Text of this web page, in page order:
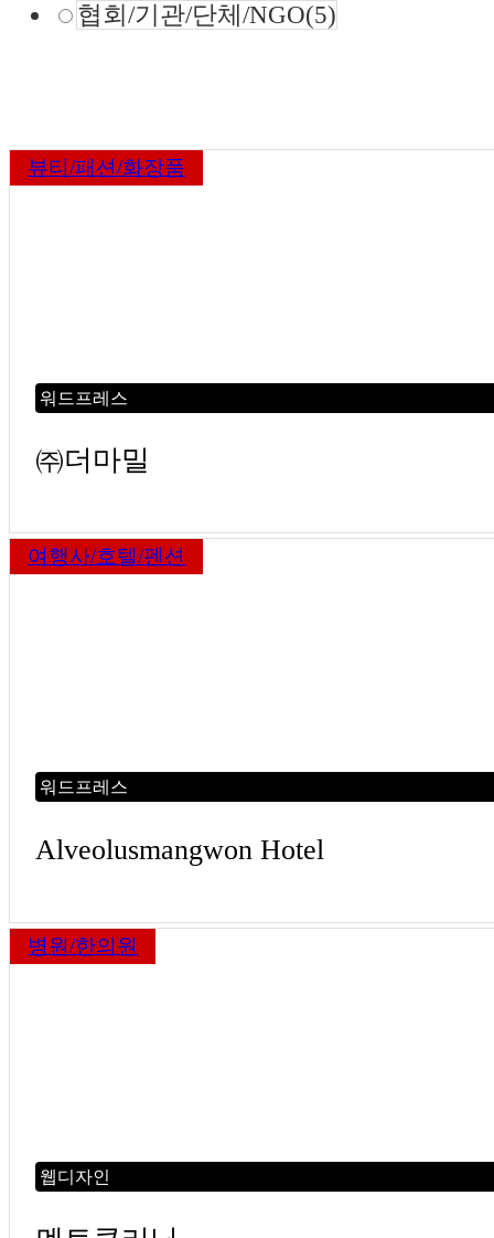
협회/기관/단체/NGO(5)
뷰티/패션/화장품
워드프레스
㈜더마밀
여행사/호텔/펜션
워드프레스
Alveolusmangwon Hotel
병원/한의원
웹디자인